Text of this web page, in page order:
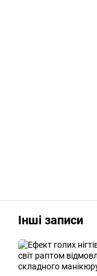
Інші записи